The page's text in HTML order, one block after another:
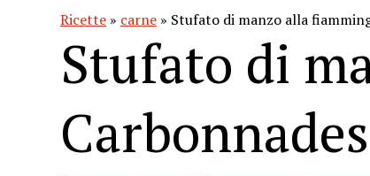
Ricette » carne » Stufato di manzo alla
Stufato di